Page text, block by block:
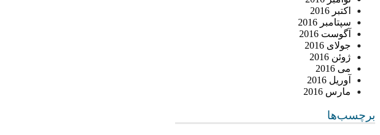
اکتبر 2016
سپتامبر 2016
آگوست 2016
جولای 2016
ژوئن 2016
می 2016
آوریل 2016
مارس 2016
برچسب‌ها